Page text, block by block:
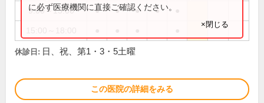
9:00～13:00 ● ● ● ●
に必ず医療機関に直接ご確認ください。
×閉じる
休診日: 日、祝、第1・3・5土曜
この医院の詳細をみる